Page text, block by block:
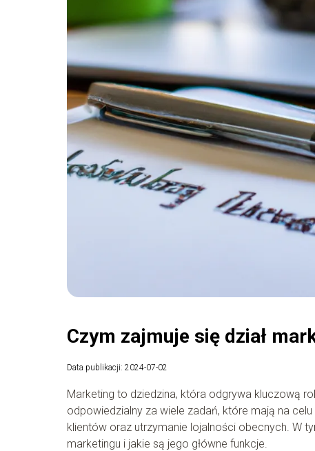
Czym zajmuje się dział
Data publikacji: 2024-07-02
Marketing to dziedzina, która odgrywa kluczową
odpowiedzialny za wiele zadań, które mają na
klientów oraz utrzymanie lojalności obecnych. W
marketingu i jakie są jego główne funkcje.